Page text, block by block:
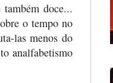
doce...
o tempo no
las menos do
analfabetismo